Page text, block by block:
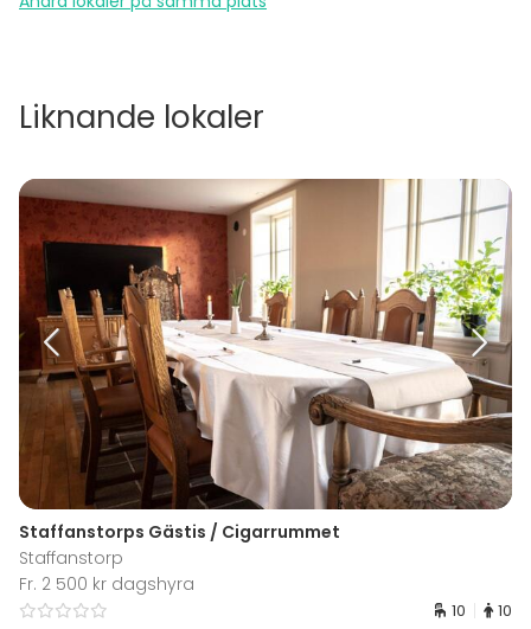
Liknande lokaler
Staffanstorps Gästis / Cigarrummet
Staffanstorp
Fr. 2 500 kr dagshyra
10 10